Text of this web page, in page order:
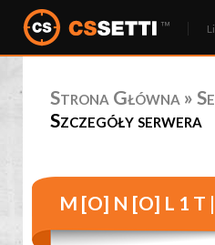
Strona Główna »
Szczegóły serwera
M [O] N [O] L 1 T